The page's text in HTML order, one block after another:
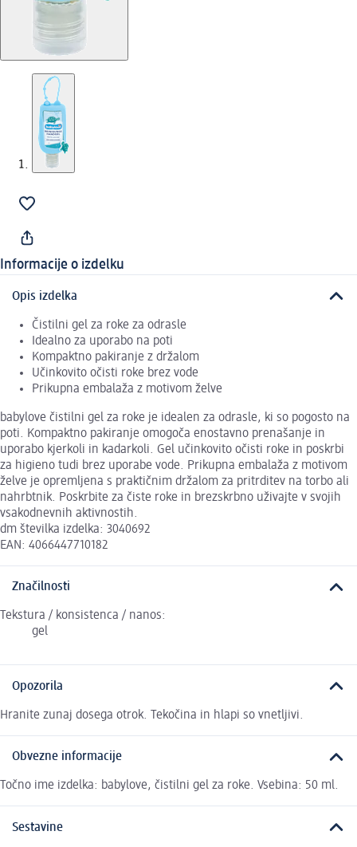
Informacije o izdelku
Opis izdelka
Čistilni gel za roke za odrasle
Idealno za uporabo na poti
Kompaktno pakiranje z držalom
Učinkovito očisti roke brez vode
Prikupna embalaža z motivom želve
babylove čistilni gel za roke je idealen za odrasle, ki so pogosto na
poti. Kompaktno pakiranje omogoča enostavno prenašanje in
uporabo kjerkoli in kadarkoli. Gel učinkovito očisti roke in poskrbi
za higieno tudi brez uporabe vode. Prikupna embalaža z motivom
želve je opremljena s praktičnim držalom za pritrditev na torbo ali
nahrbtnik. Poskrbite za čiste roke in brezskrbno uživajte v svojih
vsakodnevnih aktivnostih.
dm številka izdelka: 3040692
EAN: 4066447710182
Značilnosti
Tekstura / konsistenca / nanos:
gel
Opozorila
Hranite zunaj dosega otrok. Tekočina in hlapi so vnetljivi.
Obvezne informacije
Točno ime izdelka: babylove, čistilni gel za roke. Vsebina: 50 ml.
Sestavine